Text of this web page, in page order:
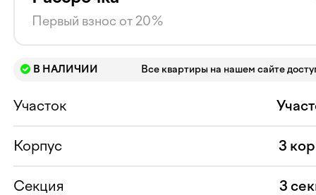
Первый взнос от 20%
В НАЛИЧИИ Все квартиры на нашем сайте
Участок
Корпус 3
Секция 3